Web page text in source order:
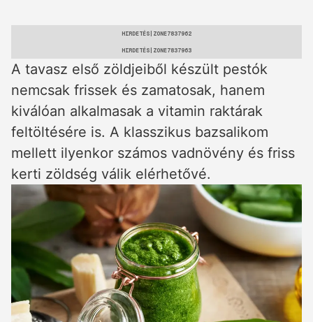
HIRDETÉS
HIRDETÉS
A tavasz első zöldjeiből készült pestók
nemcsak frissek és zamatosak, hanem
kiválóan alkalmasak a vitamin raktárak
feltöltésére is. A klasszikus bazsalikom
mellett ilyenkor számos vadnövény és friss
kerti zöldség válik elérhetővé.